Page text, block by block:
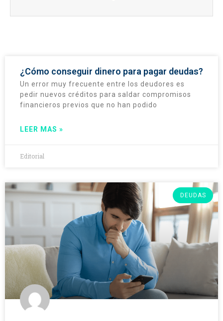
¿Cómo conseguir dinero para pagar deudas?
Un error muy frecuente entre los deudores es
pedir nuevos créditos para saldar compromisos
financieros previos que no han podido
LEER MAS »
Editorial
DEUDAS